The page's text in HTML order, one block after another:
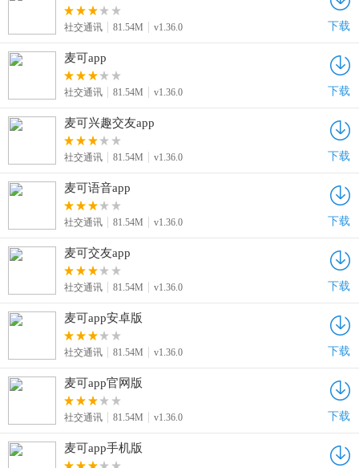
社交通讯 81.54M v1.36.0 下载
麦可app
社交通讯 81.54M v1.36.0 下载
麦可兴趣交友app
社交通讯 81.54M v1.36.0 下载
麦可语音app
社交通讯 81.54M v1.36.0 下载
麦可交友app
社交通讯 81.54M v1.36.0 下载
麦可app安卓版
社交通讯 81.54M v1.36.0 下载
麦可app官网版
社交通讯 81.54M v1.36.0 下载
麦可app手机版